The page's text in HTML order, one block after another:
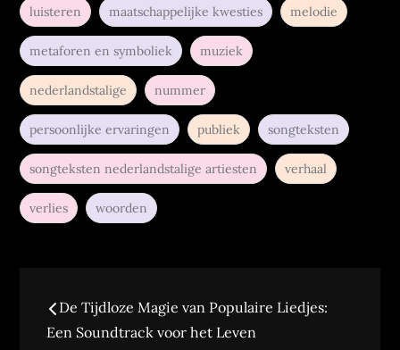
luisteren maatschappelijke kwesties melodie
metaforen en symboliek muziek
nederlandstalige nummer
persoonlijke ervaringen publiek songteksten
songteksten nederlandstalige artiesten verhaal
verlies woorden
Berichtnavigatie
De Tijdloze Magie van Populaire Liedjes:
Een Soundtrack voor het Leven